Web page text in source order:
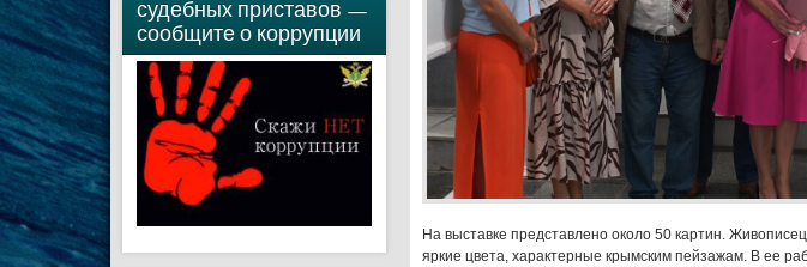
судебных приставов —
сообщите о коррупции
На выставке представлено около 50 картин.
яркие цвета, характерные крымским пейзажам. В ее